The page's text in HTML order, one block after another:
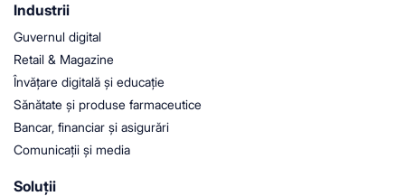
Industrii
Guvernul digital
Retail & Magazine
Învățare digitală și educație
Sănătate și produse farmaceutice
Bancar, financiar și asigurări
Comunicații și media
Soluții